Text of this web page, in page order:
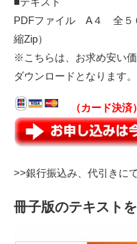
PDFファイル A４ 全５
縮Zip）
※こちらは、お求め安い
ダウンロードとなります。
（カード決済）
>>銀行振込み、代引きに
冊子版のテキスト